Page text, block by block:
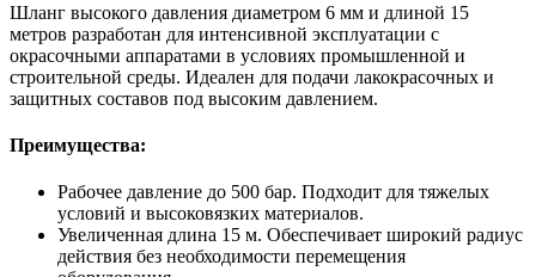
Шланг высокого давления диаметром 6 мм и длиной 15
метров разработан для интенсивной эксплуатации с
окрасочными аппаратами в условиях промышленной и
строительной среды. Идеален для подачи лакокрасочных и
защитных составов под высоким давлением.
Преимущества:
Рабочее давление до 500 бар. Подходит для тяжелых
условий и высоковязких материалов.
Увеличенная длина 15 м. Обеспечивает широкий радиус
действия без необходимости перемещения